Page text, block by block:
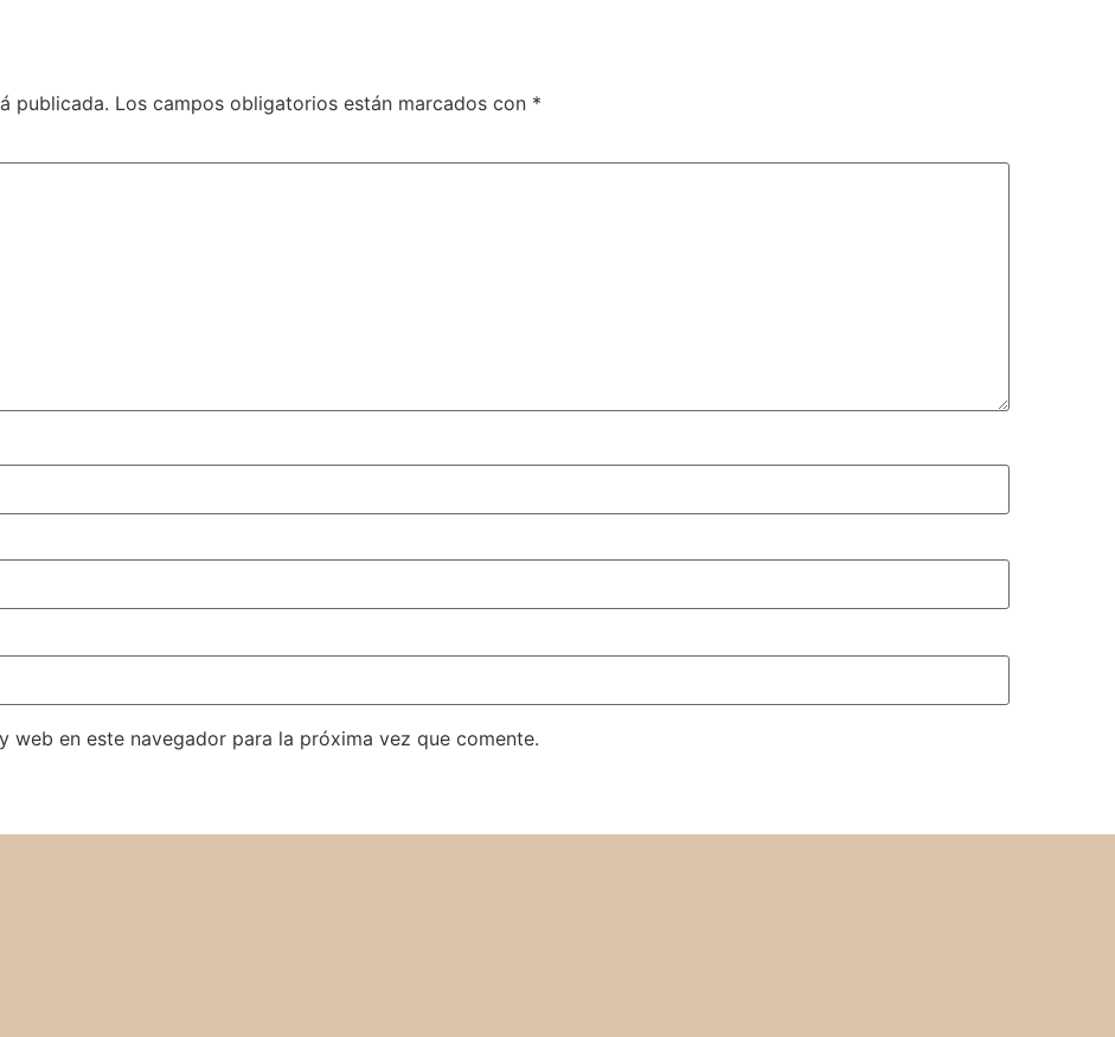
publicada. Los campos obligatorios están marcados con *
web en este navegador para la próxima vez que comente.